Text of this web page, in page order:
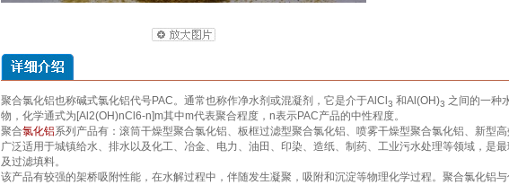
聚合氯化铝也称碱式氯化铝代号PAC。通常也称作净水剂或混凝剂，它是介于AlCl 3 和Al(OH)3 之间的一种
物，化学通式为[Al2(OH)nCl6-n]m其中m代表聚合程度，n表示PAC产品的中性程度。
聚合氯化铝系列产品有：滚筒干燥型聚合氯化铝、板框过滤型聚合氯化铝、喷雾干燥型聚合氯化铝、新型高
广泛适用于城镇给水、排水以及化工、冶金、电力、油田、印染、造纸、制药、工业污水处理等领域，是
及过滤填料。
该产品有较强的架桥吸附性能，在水解过程中，伴随发生凝聚，吸附和沉淀等物理化学过程。聚合氯化铝